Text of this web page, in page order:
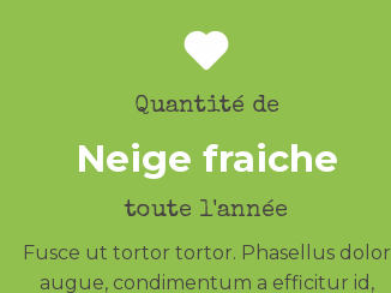
Quantité de
Neige fraiche
toute l'année
Fusce ut tortor tortor. Phasellus dolor
augue, condimentum a efficitur id,